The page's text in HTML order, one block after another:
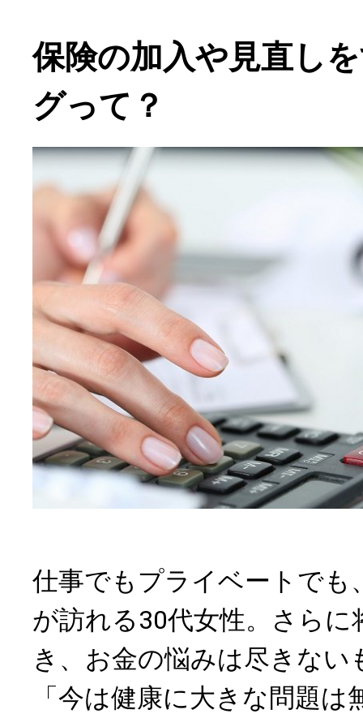
保険の加入や見直し
グって？
仕事でもプライベートでも
が訪れる30代女性。さらに
き、お金の悩みは尽きない
「今は健康に大きな問題